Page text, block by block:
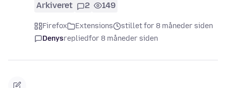
Arkiveret 2 149
Firefox Extensions
stillet for 8 måneder siden
Denysrepliedfor 8 måneder siden